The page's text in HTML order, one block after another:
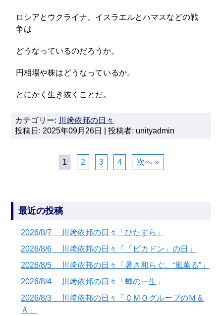
ロシアとウクライナ、イスラエルとハマスなどの戦
争は
どうなっているのだろうか。
円相場や株はどうなっているか。
とにかく生き抜くことだ。
カテゴリー: 川﨑依邦の日々
投稿日: 2025年09月26日 | 投稿者: unityadmin
1 2 3 4 次へ »
最近の投稿
2026/8/7 川﨑依邦の日々「ひたすら」
2026/8/6 川﨑依邦の日々「「ピカドン」の日」
2026/8/5 川﨑依邦の日々「暑さ和らぐ、“風薫る”」
2026/8/4 川﨑依邦の日々「蝉の一生」
2026/8/3 川﨑依邦の日々「ＣＭＯグループのＭ＆
Ａ」